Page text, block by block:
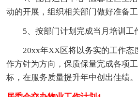
动的开展，组织相关部门做好准备工
5、按部门计划完成当月培训工
20xx年XX区将以务实的工作态
作方针为方向，保质保量完成各项
标，在服务质量提升年中创出佳绩。